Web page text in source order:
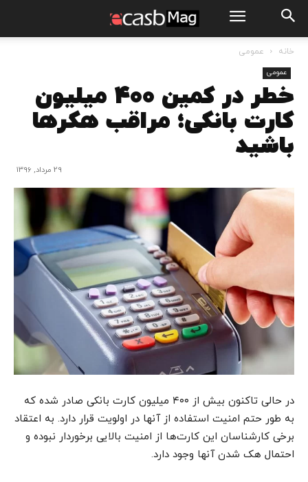
خانه عمومی
عمومی
خطر در کمین ۴۰۰ میلیون
کارت بانکی؛ مراقب هکرها
باشید
29 مرداد, 1396
در حالی تاکنون بیش از ۴۰۰ میلیون کارت بانکی صادر شده که
به طور حتم امنیت استفاده از آنها در اولویت قرار دارد. به اعتقاد
برخی کارشناسان این کارت‌ها از امنیت بالایی برخوردار نبوده و
احتمال هک شدن آنها وجود دارد.